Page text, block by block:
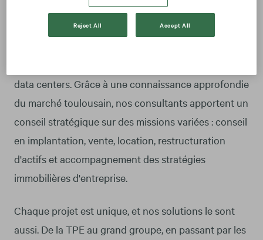
Spécialisées en immobilier d'entreprise à Toulouse,
nos équipes interviennent sur la commercialisation
data centers. Grâce à une connaissance approfondie
du marché toulousain, nos consultants apportent un
conseil stratégique sur des missions variées : conseil
en implantation, vente, location, restructuration
d'actifs et accompagnement des stratégies
immobilières d'entreprise.
Chaque projet est unique, et nos solutions le sont
aussi. De la TPE au grand groupe, en passant par les
Reject All Accept All